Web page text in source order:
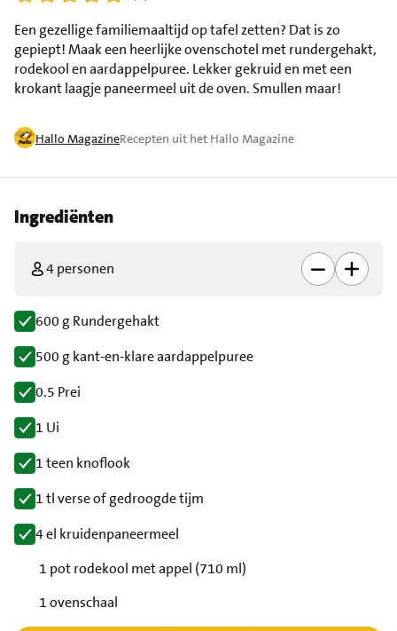
Hallo MagazineRecepten uit het Hallo Magazine
Een gezellige familiemaaltijd op tafel zetten? Dat is zo
gepiept! Maak een heerlijke ovenschotel met rundergehakt,
rodekool en aardappelpuree. Lekker gekruid en met een
krokant laagje paneermeel uit de oven. Smullen maar!
Ingrediënten
4 personen
600 g Rundergehakt
500 g kant-en-klare aardappelpuree
0.5 Prei
1 Ui
1 teen knoflook
1 tl verse of gedroogde tijm
4 el kruidenpaneermeel
1 pot rodekool met appel (710 ml)
1 ovenschaal